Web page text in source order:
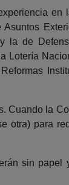
en
la de
Lotería
Cuando la
otra) para
sin papel